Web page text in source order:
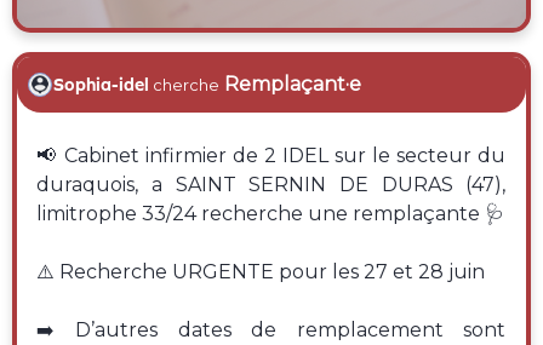
Sophia-idel cherche Remplaçant·e
📢 Cabinet infirmier de 2 IDEL sur le secteur du
duraquois, a SAINT SERNIN DE DURAS (47),
limitrophe 33/24 recherche une remplaçante 🩺
⚠️ Recherche URGENTE pour les 27 et 28 juin
➡️ D’autres dates de remplacement sont